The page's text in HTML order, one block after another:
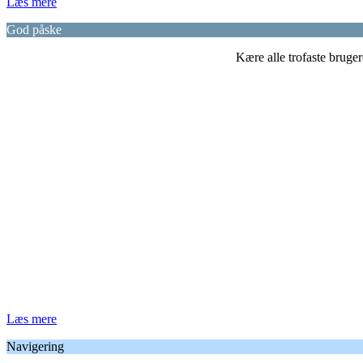
God påske
Kære alle trofaste
Læs mere
Navigering